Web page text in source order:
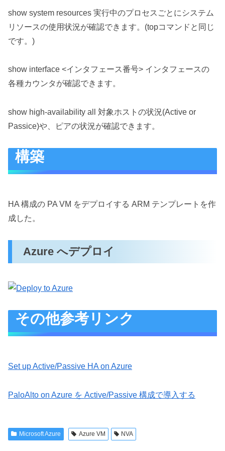
show system resources 実行中のプロセスごとにシステム
リソースの使用状況が確認できます。(topコマンドと同じ
です。)
show interface <インタフェース番号> インタフェースの
各種カウンタが確認できます。
show high-availability all 対象ホストの状況(Active or
Passice)や、ピアの状況が確認できます。
構築
HA 構成の PA VM をデプロイする ARM テンプレートを作
成した。
Azure へデプロイ
その他参考リンク
Set up Active/Passive HA on Azure
PaloAlto on Azure を Active/Passive 構成で導入する
Microsoft Azure Azure VM NVA